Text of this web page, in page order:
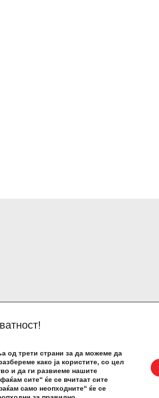
Заштита на приватност
од трети страни за да можеме да
како ја користите, со цел
и да ги развиеме нашите
сите“ ќе се вчитаат сите
само неопходните“ ќе се